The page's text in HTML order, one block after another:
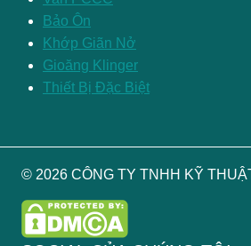
Bảo Ôn
Khớp Giãn Nở
Gioăng Klinger
Thiết Bị Đặc Biệt
© 2026 CÔNG TY TNHH KỸ